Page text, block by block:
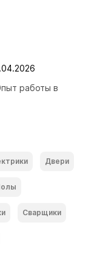
работы в
Двери
Сварщики